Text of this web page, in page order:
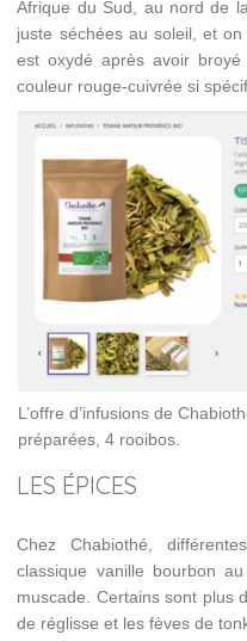
Afrique du Sud, au nord de
juste séchées au soleil, et
est oxydé après avoir
couleur rouge-cuivrée si
L’offre d’infusions de
préparées, 4 rooibos.
LES ÉPICES
Chez Chabiothé,
classique vanille bourbon
muscade. Certains sont plus
de réglisse et les fèves de